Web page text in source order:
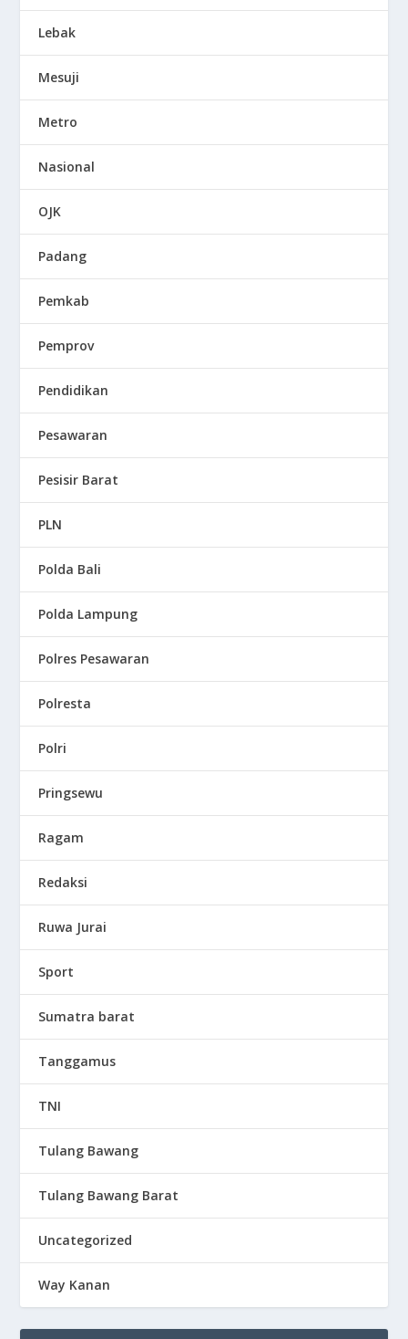
Lebak
Mesuji
Metro
Nasional
OJK
Padang
Pemkab
Pemprov
Pendidikan
Pesawaran
Pesisir Barat
PLN
Polda Bali
Polda Lampung
Polres Pesawaran
Polresta
Polri
Pringsewu
Ragam
Redaksi
Ruwa Jurai
Sport
Sumatra barat
Tanggamus
TNI
Tulang Bawang
Tulang Bawang Barat
Uncategorized
Way Kanan